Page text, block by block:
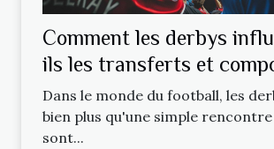
Comment les derbys
ils les transferts et
d'équipe ?
Dans le monde du football, les
bien plus qu'une simple
sont...